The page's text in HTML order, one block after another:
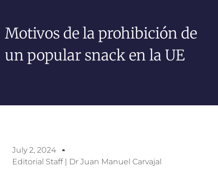
Motivos de la prohibición de
un popular snack en la UE
July 2, 2024
Editorial Staff | Dr Juan Manuel Carvajal